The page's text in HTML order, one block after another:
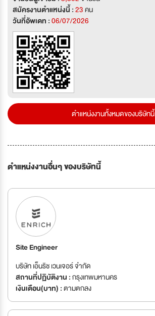
สมัครงานตำแหน่งนี้ :23คน
วันที่อัพเดท :06/07/2026
ตำแหน่งงานทั้งหมดของบริษัทนี้
ตำแหน่งงานอื่นๆ ของบริษัทนี้
Site Engineer
บริษัท เอ็นริช เวนเจอร์ จำกัด
สถานที่ปฏิบัติงาน :กรุงเทพมหานคร
เงินเดือน(บาท) :ตามตกลง